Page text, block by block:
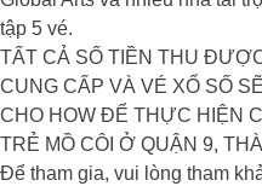
tập 5 vé.
TẤT CẢ SỐ TIỀN THU
CUNG CẤP VÀ VÉ XỔ SỐ
CHO HOW ĐỂ THỰC HIỆN
TRẺ MỒ CÔI Ở QUẬN 9,
Để tham gia, vui lòng tham